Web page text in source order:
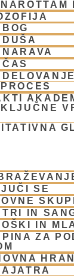
NAROTTAM
BOG
DUŠA
NARAVA
ČAS
DELOVANJE
PROCES
KLJUČNE
SE
IN
IN
ZA